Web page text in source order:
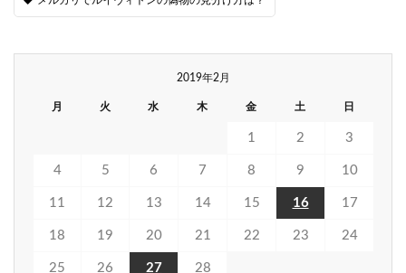
2019年2月
月 火 水 木 金 土 日
1 2 3
4 5 6 7 8 9 10
11 12 13 14 15 16 17
18 19 20 21 22 23 24
25 26 27
28